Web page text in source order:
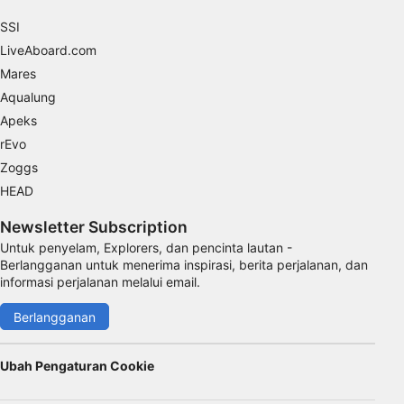
SSI
LiveAboard.com
Mares
Aqualung
Apeks
rEvo
Zoggs
HEAD
Newsletter Subscription
Untuk penyelam, Explorers, dan pencinta lautan -
Berlangganan untuk menerima inspirasi, berita perjalanan, dan
informasi perjalanan melalui email.
Berlangganan
Ubah Pengaturan Cookie
Fungsional
Iklan